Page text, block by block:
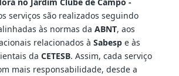
no Jardim Clube de Campo -
serviços são realizados seguindo
às normas da ABNT, aos
relacionados à Sabespe às
da CETESB. Assim, cada serviço
mais responsabilidade, desde a